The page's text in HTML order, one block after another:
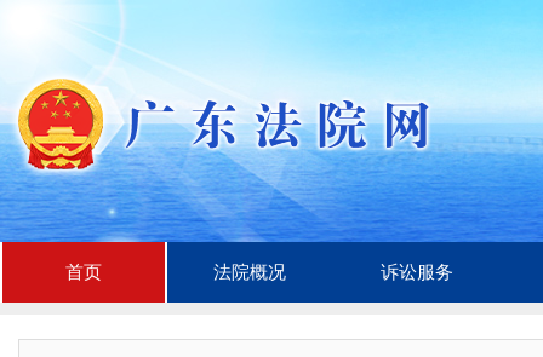
首页 法院概况 诉讼服务